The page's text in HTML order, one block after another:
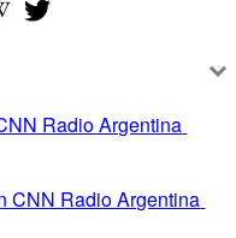
Radio Argentina
CNN Radio Argentina